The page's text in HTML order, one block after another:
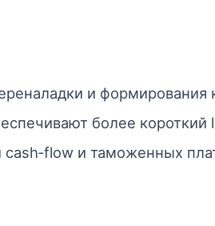
и формирования
более короткий
и таможенных